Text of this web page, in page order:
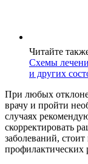
Читайте
Схемы
и других
При любых
врачу и пройти
случаях
скорректировать
заболеваний,
профилактических